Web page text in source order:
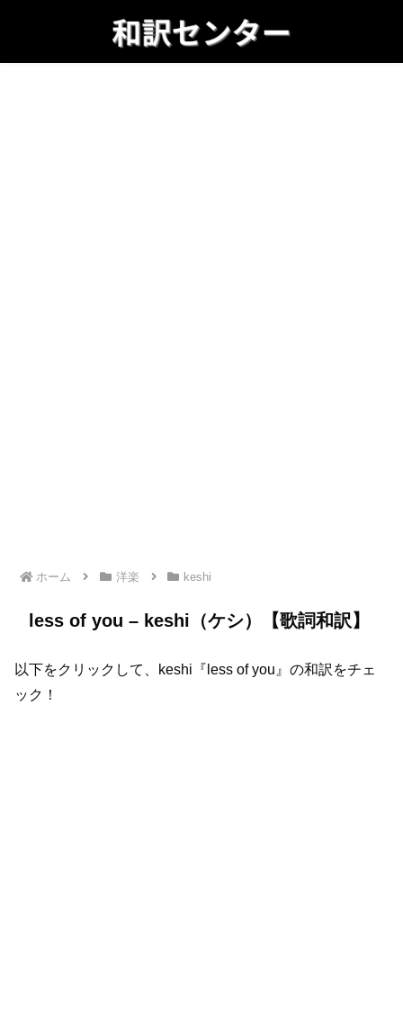
ホーム 洋楽 keshi
less of you – keshi（ケシ）【歌詞和訳】
以下をクリックして、keshi『less of you』の和訳をチェ
ック！